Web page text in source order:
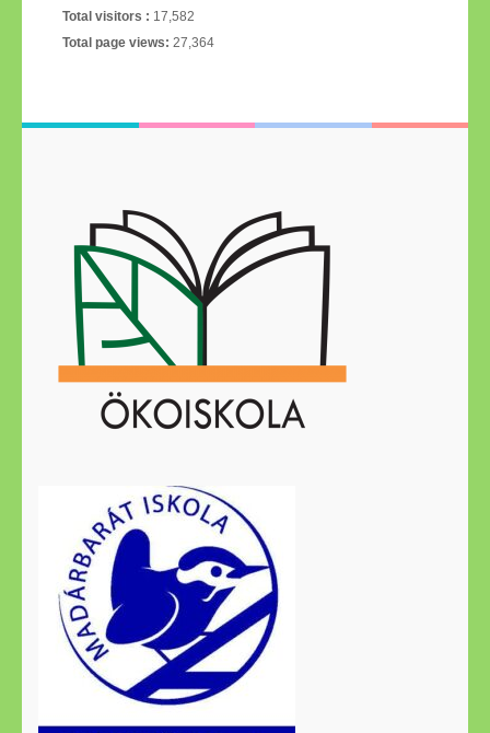
Total visitors : 17,582
Total page views: 27,364